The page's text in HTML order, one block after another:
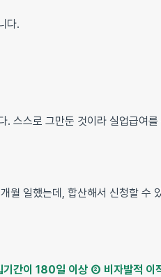
다.
스스로 그만둔 것이라 실업급여
월 일했는데, 합산해서 신청할 수
간이 180일 이상 ② 비자발적 이